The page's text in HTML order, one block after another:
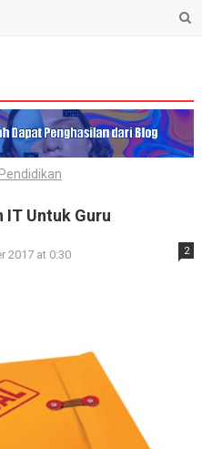
IT Untuk Guru
2017 at 0:30 2